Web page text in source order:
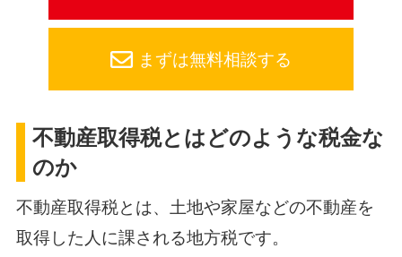
まずは無料相談する
不動産取得税とはどのような税金な
のか
不動産取得税とは、土地や家屋などの不動産を
取得した人に課される地方税です。